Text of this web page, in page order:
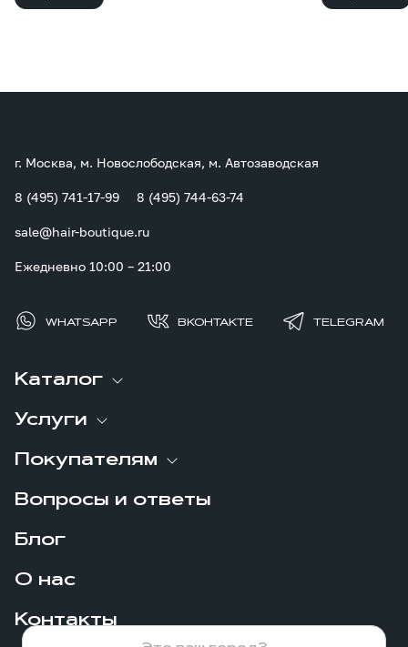
Каталог
Услуги
Покупателям
Вопросы и ответы
Блог
О нас
Контакты
г. Москва, м. Новослободская, м. Автозаводская
8 (495) 741-17-99 8 (495) 744-63-74
sale@hair-boutique.ru
Ежедневно 10:00 – 21:00
WHATSAPP ВКОНТАКТЕ TELEGRAM